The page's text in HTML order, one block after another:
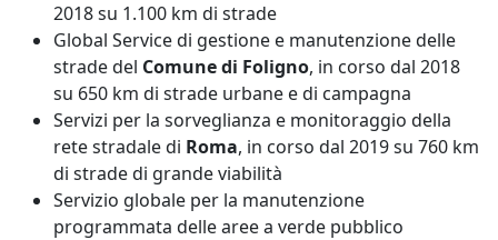
2018 su 1.100 km di strade
Global Service di gestione e manutenzione delle
strade del Comune di Foligno, in corso dal 2018
su 650 km di strade urbane e di campagna
Servizi per la sorveglianza e monitoraggio della
rete stradale di Roma, in corso dal 2019 su 760 km
di strade di grande viabilità
Servizio globale per la manutenzione
programmata delle aree a verde pubblico